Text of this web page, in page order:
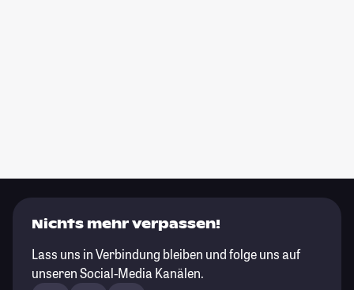
Nichts mehr verpassen!
Lass uns in Verbindung bleiben und folge uns auf
unseren Social-Media Kanälen.